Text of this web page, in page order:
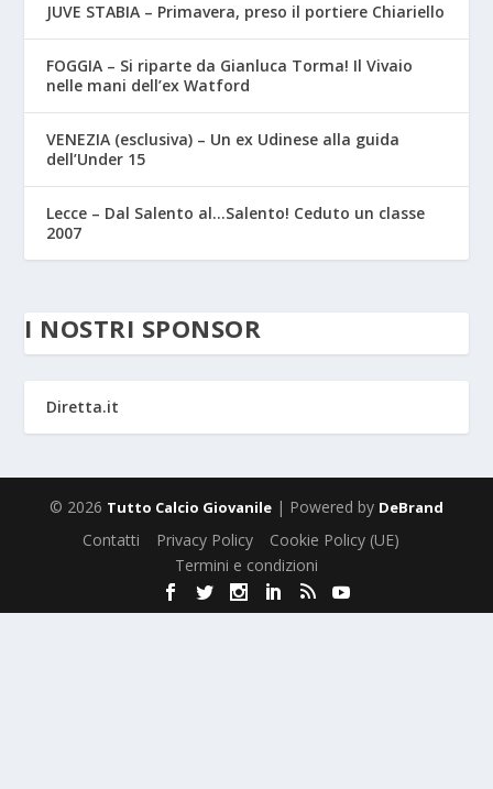
JUVE STABIA – Primavera, preso il portiere Chiariello
FOGGIA – Si riparte da Gianluca Torma! Il Vivaio
nelle mani dell’ex Watford
VENEZIA (esclusiva) – Un ex Udinese alla guida
dell’Under 15
Lecce – Dal Salento al…Salento! Ceduto un classe
2007
I NOSTRI SPONSOR
Diretta.it
© 2026 Tutto Calcio Giovanile | Powered by DeBrand
Contatti Privacy Policy
Cookie Policy (UE)
Termini e condizioni